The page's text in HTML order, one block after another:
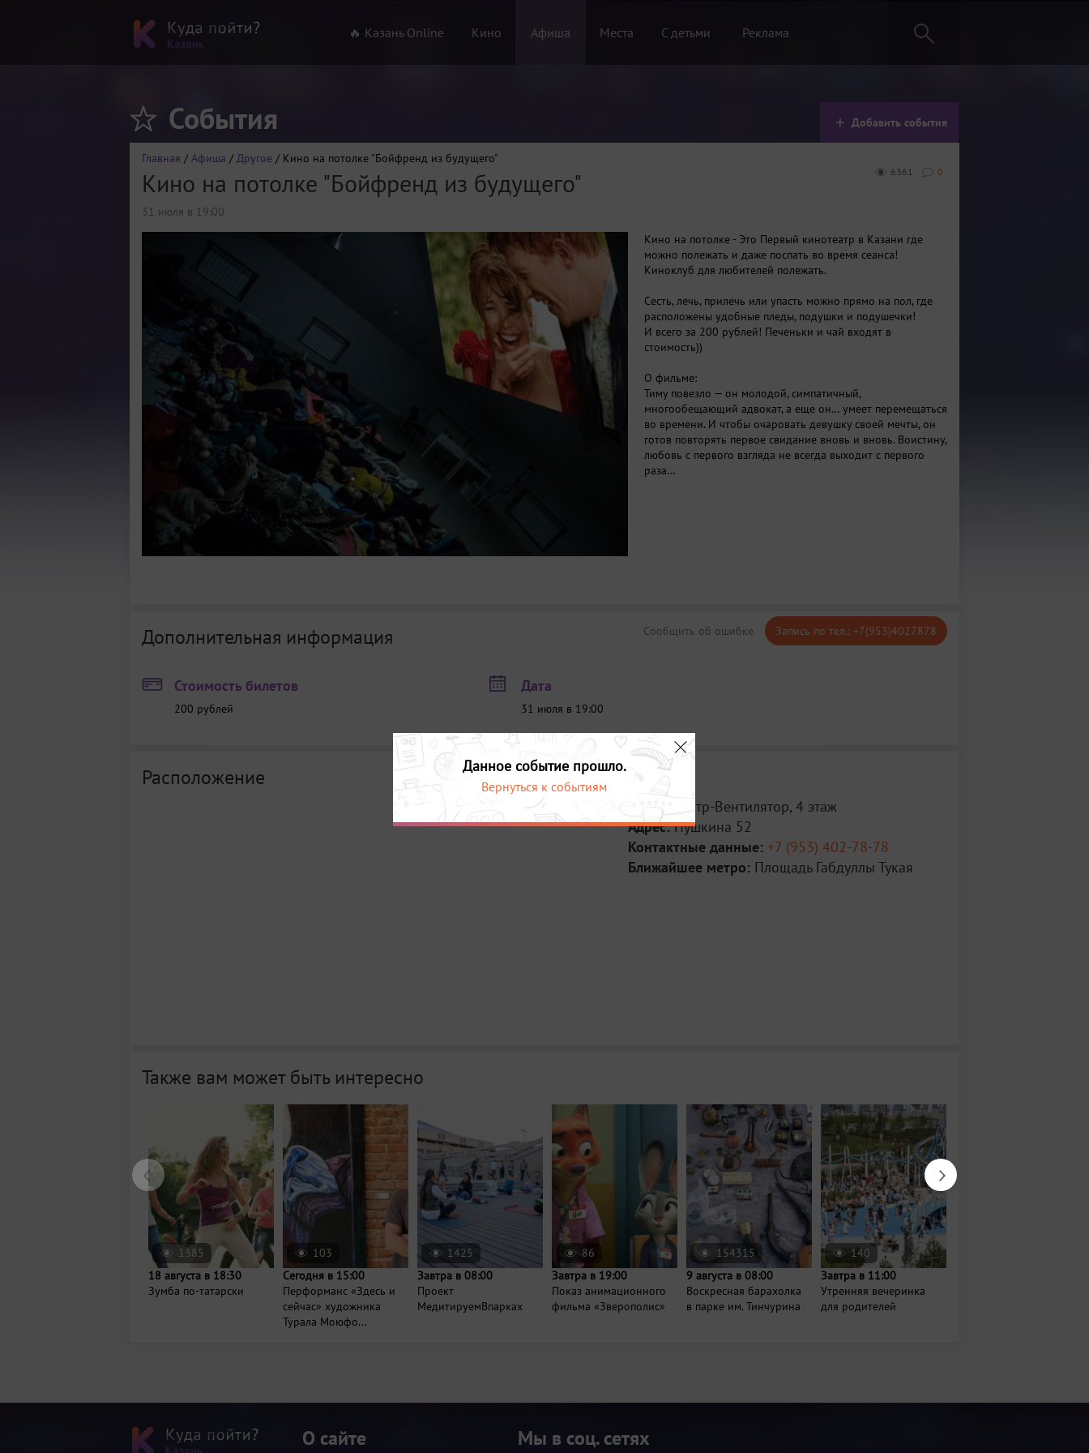
🔥 Казань Online Кино Афиша Места С детьми Реклама
События Добавить события
Главная / Афиша / Другое / Кино на потолке "Бойфренд из будущего"
0
6361
Кино на потолке "Бойфренд из будущего"
31 июля в 19:00
Кино на потолке - Это Первый кинотеатр в Казани где
можно полежать и даже поспать во время сеанса!
Киноклуб для любителей полежать.
Сесть, лечь, прилечь или упасть можно прямо на пол, где
расположены удобные пледы, подушки и подушечки!
И всего за 200 рублей! Печеньки и чай входят в
стоимость))
О фильме:
Тиму повезло — он молодой, симпатичный,
многообещающий адвокат, а еще он… умеет перемещаться
во времени. И чтобы очаровать девушку своей мечты, он
готов повторять первое свидание вновь и вновь. Воистину,
любовь с первого взгляда не всегда выходит с первого
раза…
Сообщить об ошибке Запись по тел.: +7(953)4027878
Дополнительная информация
Стоимость билетов
200 рублей
Дата
31 июля в 19:00
Расположение
Место:
Театр-Вентилятор, 4 этаж
Адрес:Пушкина 52
Контактные данные: +7 (953) 402-78-78
Ближайшее метро: Площадь Габдуллы Тукая
Также вам может быть интересно
1385
18 августа в 18:30
Зумба по-татарски
103
Сегодня в 15:00
Перформанс «Здесь и
сейчас» художника
Турала Моюфо...
1425
Завтра в 08:00
Проект
МедитируемВпарках
86
Завтра в 19:00
Показ анимационного
фильма «Зверополис»
154315
9 августа в 08:00
Воскресная барахолка
в парке им. Тинчурина
140
Завтра в 11:00
Утренняя вечеринка
для родителей
Данное событие прошло.
Вернуться к событиям
О сайте Мы в соц. сетях